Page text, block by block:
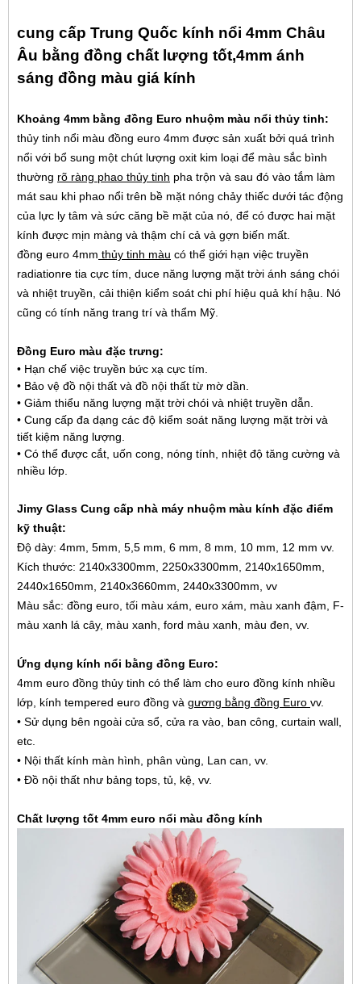
cung cấp Trung Quốc kính nổi 4mm Châu
Âu bằng đồng chất lượng tốt,4mm ánh
sáng đồng màu giá kính
Khoảng 4mm bằng đồng Euro nhuộm màu nổi thủy tinh:
thủy tinh nổi màu đồng euro 4mm được sản xuất bởi quá trình
nổi với bổ sung một chút lượng oxit kim loại để màu sắc bình
thường rõ ràng phao thủy tinh pha trộn và sau đó vào tắm làm
mát sau khi phao nổi trên bề mặt nóng chảy thiếc dưới tác động
của lực ly tâm và sức căng bề mặt của nó, để có được hai mặt
kính được mịn màng và thậm chí cả và gợn biến mất.
đồng euro 4mm thủy tinh màu có thể giới hạn việc truyền
radiationre tia cực tím, duce năng lượng mặt trời ánh sáng chói
và nhiệt truyền, cải thiện kiểm soát chi phí hiệu quả khí hậu. Nó
cũng có tính năng trang trí và thẩm Mỹ.
Đồng Euro màu đặc trưng:
• Hạn chế việc truyền bức xạ cực tím.
• Bảo vệ đồ nội thất và đồ nội thất từ mờ dần.
• Giảm thiểu năng lượng mặt trời chói và nhiệt truyền dẫn.
• Cung cấp đa dạng các độ kiểm soát năng lượng mặt trời và
tiết kiệm năng lượng.
• Có thể được cắt, uốn cong, nóng tính, nhiệt độ tăng cường và
nhiều lớp.
Jimy Glass Cung cấp nhà máy nhuộm màu kính đặc điểm
kỹ thuật:
Độ dày: 4mm, 5mm, 5,5 mm, 6 mm, 8 mm, 10 mm, 12 mm vv.
Kích thước: 2140x3300mm, 2250x3300mm, 2140x1650mm,
2440x1650mm, 2140x3660mm, 2440x3300mm, vv
Màu sắc: đồng euro, tối màu xám, euro xám, màu xanh đậm, F-
màu xanh lá cây, màu xanh, ford màu xanh, màu đen, vv.
Ứng dụng kính nổi bằng đồng Euro:
4mm euro đồng thủy tinh có thể làm cho euro đồng kính nhiều
lớp, kính tempered euro đồng và gương bằng đồng Euro vv.
• Sử dụng bên ngoài cửa sổ, cửa ra vào, ban công, curtain wall,
etc.
• Nội thất kính màn hình, phân vùng, Lan can, vv.
• Đồ nội thất như bảng tops, tủ, kệ, vv.
Chất lượng tốt 4mm euro nổi màu đồng kính